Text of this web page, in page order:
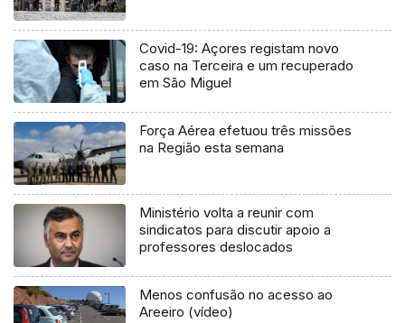
Covid-19: Açores registam novo
caso na Terceira e um recuperado
em São Miguel
Força Aérea efetuou três missões
na Região esta semana
Ministério volta a reunir com
sindicatos para discutir apoio a
professores deslocados
Menos confusão no acesso ao
Areeiro (vídeo)